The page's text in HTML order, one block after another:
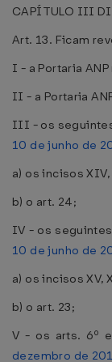
CAPÍTULO III
Art. 13. Ficam
I - a Portaria
II - a Portaria
III - os
10 de junho de
a) os incisos
b) o art. 24;
IV - os
10 de junho de
a) os incisos XV,
b) o art. 23;
V - os arts. 6º
dezembro de